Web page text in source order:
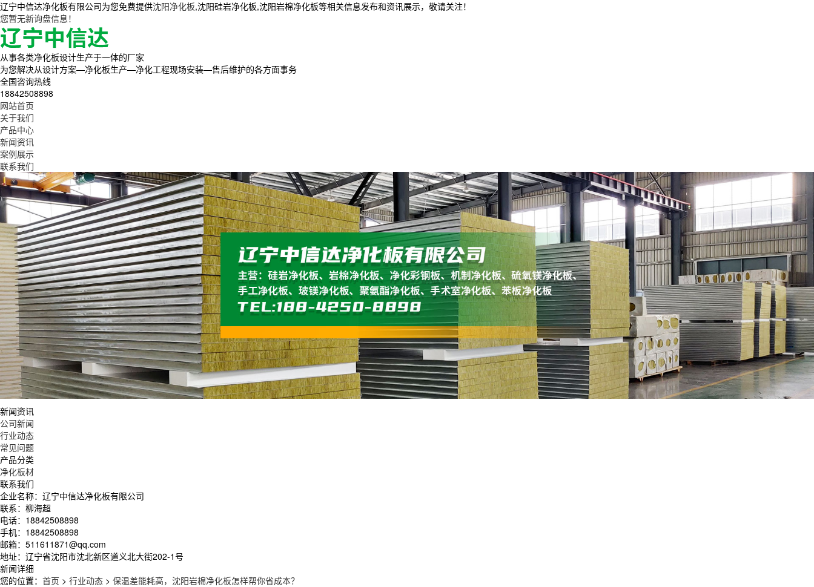
辽宁中信达净化板有限公司为您免费提供沈阳净化板,沈阳硅岩净化板,沈阳岩棉净化板等相关信息发布和资讯展示，敬请关注！
您暂无新询盘信息！
从事各类净化板设计生产于一体的厂家
为您解决从设计方案—净化板生产—净化工程现场安装—售后维护的各方面事务
全国咨询热线
18842508898
网站首页
关于我们
产品中心
新闻资讯
案例展示
联系我们
新闻资讯
公司新闻
行业动态
常见问题
产品分类
净化板材
联系我们
企业名称：辽宁中信达净化板有限公司
联系：柳海超
电话：18842508898
手机：18842508898
邮箱：511611871@qq.com
地址：辽宁省沈阳市沈北新区道义北大街202-1号
新闻详细
您的位置： 首页 > 行业动态 > 保温差能耗高，沈阳岩棉净化板怎样帮你省成本？